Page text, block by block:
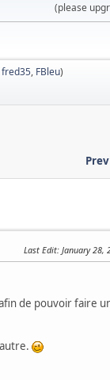
(please
fred35, FBleu)
Last Edit: January 28,
de pouvoir faire